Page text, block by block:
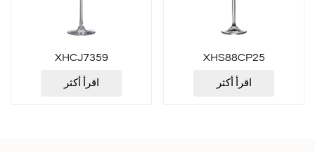
XHCJ7359
اقرأ أكثر
XHS88CP25
اقرأ أكثر